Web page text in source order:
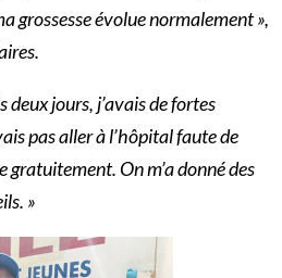
grossesse évolue normalement »,
deux jours, j’avais de fortes
pas aller à l’hôpital faute de
gratuitement. On m’a donné des
»